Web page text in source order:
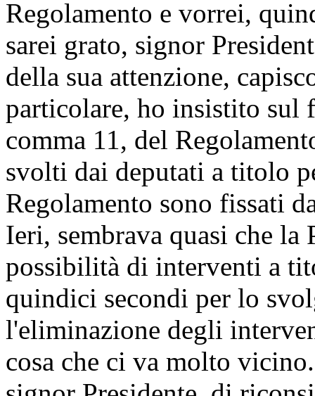
Regolamento e vorrei,
sarei grato, signor
della sua attenzione,
particolare, ho insistito sul
comma 11, del
svolti dai deputati a titolo
Regolamento sono fissati
Ieri, sembrava quasi che la
possibilità di interventi a
quindici secondi per lo
l'eliminazione degli
cosa che ci va molto